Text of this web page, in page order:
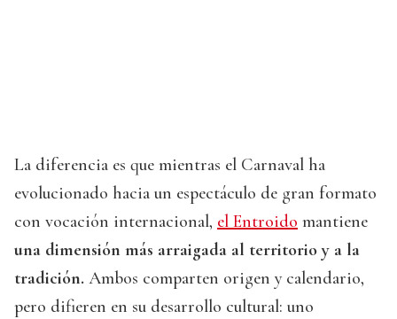
La diferencia es que mientras el Carnaval ha
evolucionado hacia un espectáculo de gran formato
con vocación internacional, el Entroido mantiene
una dimensión más arraigada al territorio y a la
tradición. Ambos comparten origen y calendario,
pero difieren en su desarrollo cultural: uno